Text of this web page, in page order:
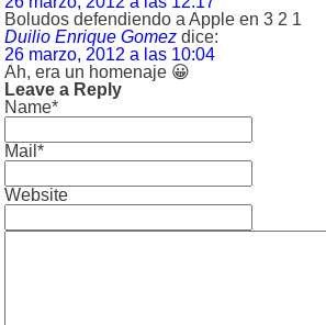
Boludos defendiendo a Apple en 3 2 1
Duilio Enrique Gomez dice:
26 marzo, 2012 a las 10:04
Ah, era un homenaje 😀
Leave a Reply
Name*
Mail*
Website